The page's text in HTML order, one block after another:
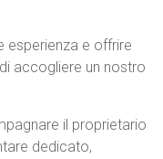
esperienza e offrire
accogliere un nostro
il proprietario
dedicato,